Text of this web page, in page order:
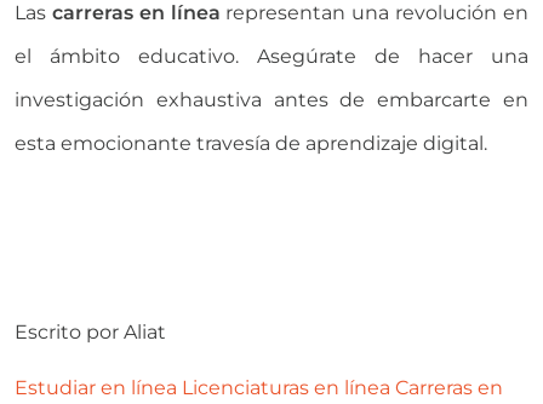
Las carreras en línea representan una revolución en
el ámbito educativo. Asegúrate de hacer una
investigación exhaustiva antes de embarcarte en
esta emocionante travesía de aprendizaje digital.
Escrito por Aliat
Estudiar en línea Licenciaturas en línea Carreras en